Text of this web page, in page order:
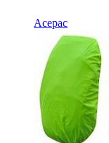
Acepac